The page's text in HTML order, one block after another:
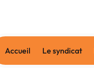
Accueil Le syndicat